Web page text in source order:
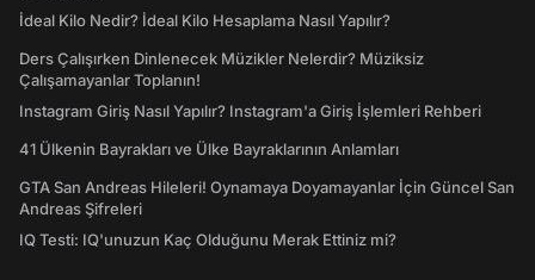
İdeal Kilo Nedir? İdeal Kilo Hesaplama Nasıl Yapılır?
Ders Çalışırken Dinlenecek Müzikler Nelerdir? Müziksiz
Çalışamayanlar Toplanın!
Instagram Giriş Nasıl Yapılır? Instagram'a Giriş İşlemleri Rehberi
41 Ülkenin Bayrakları ve Ülke Bayraklarının Anlamları
GTA San Andreas Hileleri! Oynamaya Doyamayanlar İçin Güncel San
Andreas Şifreleri
IQ Testi: IQ'unuzun Kaç Olduğunu Merak Ettiniz mi?